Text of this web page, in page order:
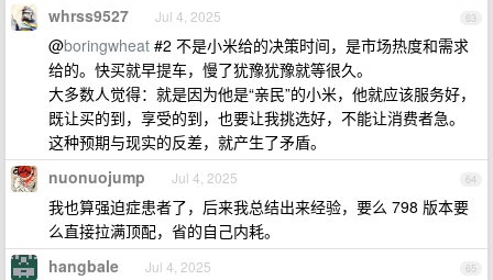
63
whrss9527 Jul 4, 2025
@boringwheat #2 不是小米给的决策时间，是市场热度和需求
给的。快买就早提车，慢了犹豫犹豫就等很久。
大多数人觉得：就是因为他是“亲民”的小米，他就应该服务好，
既让买的到，享受的到，也要让我挑选好，不能让消费者急。
这种预期与现实的反差，就产生了矛盾。
64
nuonuojump Jul 4, 2025
我也算强迫症患者了，后来我总结出来经验，要么 798 版本要
么直接拉满顶配，省的自己内耗。
65
hangbale Jul 4, 2025